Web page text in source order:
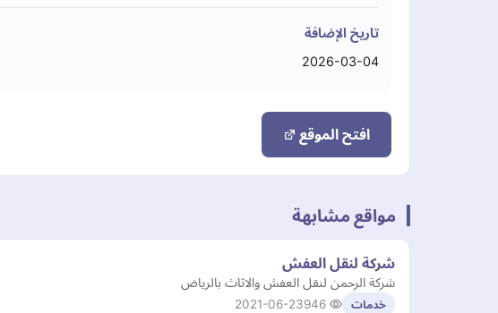
تاريخ الإضافة
2026-03-04
افتح الموقع
مواقع مشابهة
شركة لنقل العفش
شركة الرحمن لنقل العفش والاثاث بالرياض
خدمات 2021-06-23